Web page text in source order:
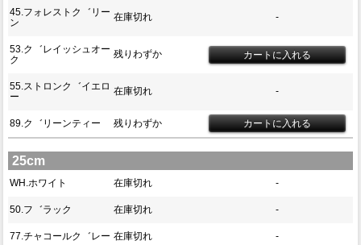
45.フォレストク゛リー
ン
在庫切れ -
53.ク゛レイッシュオー
ク
残りわずか
55.ストロンク゛イエロ
ー
在庫切れ -
89.ク゛リーンティー 残りわずか
25cm
WH.ホワイト 在庫切れ -
50.フ゛ラック 在庫切れ -
77.チャコールク゛レー 在庫切れ -